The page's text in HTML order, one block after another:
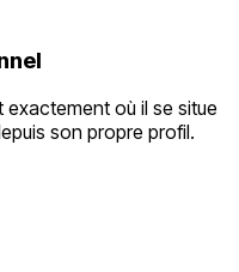
où il se situe
son propre profil.